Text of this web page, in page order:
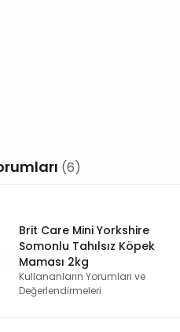
(6)
Brit Care Mini Yorkshire
Somonlu Tahılsız Köpek
Maması 2kg
Kullananların Yorumları ve
Değerlendirmeleri